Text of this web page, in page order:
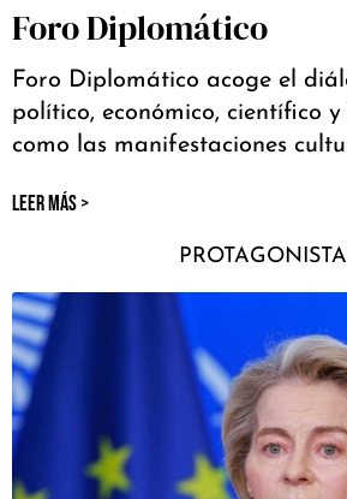
Foro Diplomático
Foro Diplomático acoge el
político, económico, científico
como las manifestaciones
LEER MÁS >